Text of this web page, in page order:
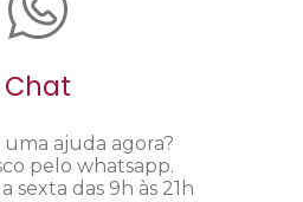
Chat
uma ajuda agora?
pelo whatsapp.
sexta das 9h às 21h